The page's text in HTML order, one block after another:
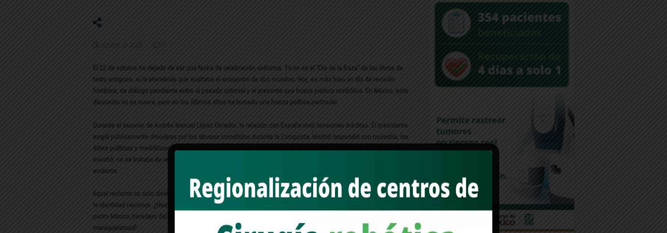
octubre 13, 2025 0
El 12 de octubre ha dejado de ser una fecha de celebración uniforme. Ya no es el “Día de la Raza” de los libros de
texto antiguos, ni la efeméride que exaltaba el encuentro de dos mundos. Hoy, es más bien un día de revisión
histórica, de diálogo pendiente entre el pasado colonial y el presente que busca justicia simbólica. En México, esta
discusión no es nueva, pero en los últimos años ha tomado una fuerza política particular.
Durante el sexenio de Andrés Manuel López Obrador, la relación con España vivió tensiones inéditas. El presidente
exigió públicamente disculpas por los abusos cometidos durante la Conquista. Madrid respondió con molestia; las
élites políticas y mediáticas españolas rechazaron la idea, tachándola de revisionismo anacrónico. López Obrador
insistió: no se trataba de revancha, sino de reconocimiento histórico. Aun así, el distanciamiento diplomático fue
evidente.
Aquel reclamo no solo dividió opiniones en ambos lados del Atlántico; también reavivó el debate sobre la memoria y
la identidad nacional. ¿Hasta qué punto es posible exigir disculpas por los actos de hace cinco siglos? ¿Y hasta qué
punto México, heredero del mestizaje y de la diversidad cultural, puede reconciliar su historia sin caer en
maniqueísmos?